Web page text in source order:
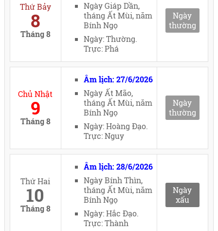
Thứ Bảy
8
Tháng 8
Ngày Giáp Dần,
tháng Ất Mùi, năm
Bính Ngọ
Ngày: Thường.
Trực: Phá
Ngày
thường
Chủ Nhật
9
Tháng 8
Âm lịch: 27/6/2026
Ngày Ất Mão,
tháng Ất Mùi, năm
Bính Ngọ
Ngày: Hoàng Đạo.
Trực: Nguy
Ngày
thường
Thứ Hai
10
Tháng 8
Âm lịch: 28/6/2026
Ngày Bính Thìn,
tháng Ất Mùi, năm
Bính Ngọ
Ngày: Hắc Đạo.
Trực: Thành
Ngày
xấu